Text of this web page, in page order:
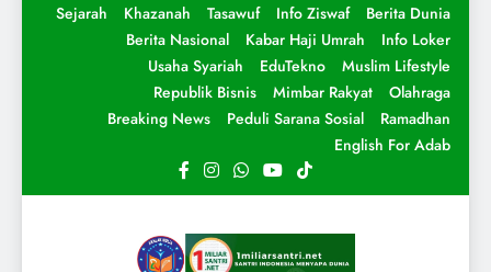
Sejarah Khazanah Tasawuf Info Ziswaf
Berita Dunia
Berita Nasional
Kabar Haji Umrah
Info Loker
Usaha Syariah
EduTekno
Muslim Lifestyle
Republik Bisnis
Mimbar Rakyat
Olahraga
Breaking News
Peduli Sarana Sosial
Ramadhan
English For Adab